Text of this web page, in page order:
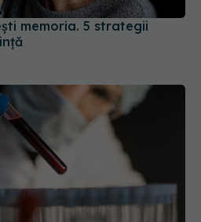
care prezice riscul de
de simptome